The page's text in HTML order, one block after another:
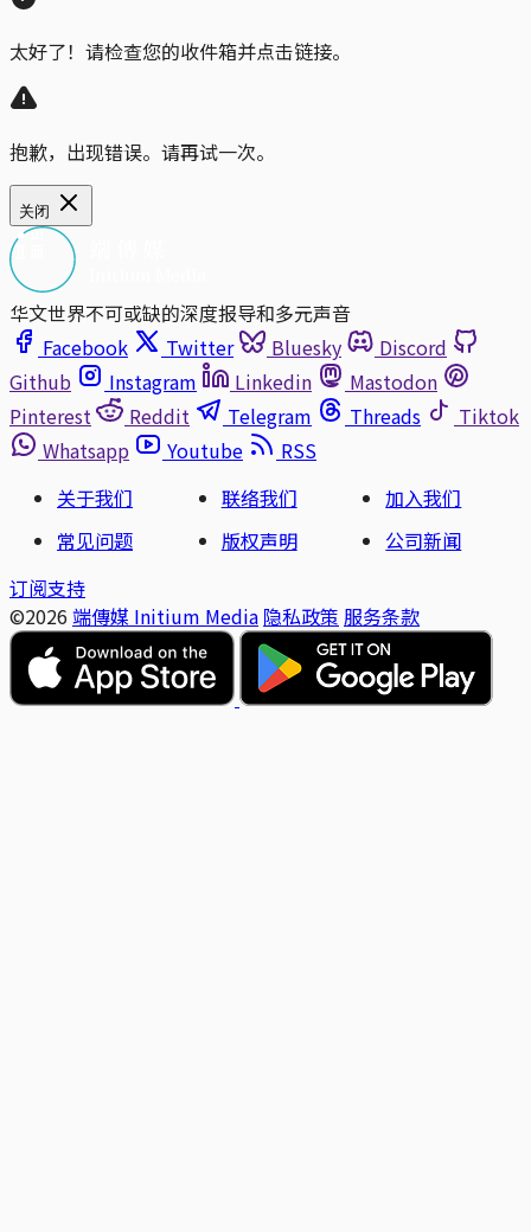
太好了！请检查您的收件箱并点击链接。
抱歉，出现错误。请再试一次。
关闭
华文世界不可或缺的深度报导和多元声音
Facebook
Twitter Bluesky
Discord
Github
Instagram Linkedin
Mastodon
Pinterest
Reddit Telegram Threads
Tiktok
Whatsapp
Youtube
RSS
关于我们
联络我们
加入我们
常见问题
版权声明
公司新闻
订阅支持
©2026 端傳媒 Initium Media 隐私政策 服务条款